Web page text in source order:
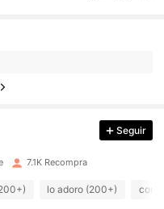
Seguir
7.1K Recompra
lo adoro (200+)